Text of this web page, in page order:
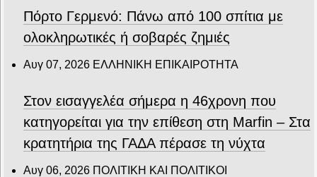
Πόρτο Γερμενό: Πάνω από 100 σπίτια με
ολοκληρωτικές ή σοβαρές ζημιές
Αυγ 07, 2026 ΕΛΛΗΝΙΚΗ ΕΠΙΚΑΙΡΟΤΗΤΑ
Στον εισαγγελέα σήμερα η 46χρονη που
κατηγορείται για την επίθεση στη Marfin – Στα
κρατητήρια της ΓΑΔΑ πέρασε τη νύχτα
Αυγ 06, 2026 ΠΟΛΙΤΙΚΗ ΚΑΙ ΠΟΛΙΤΙΚΟΙ